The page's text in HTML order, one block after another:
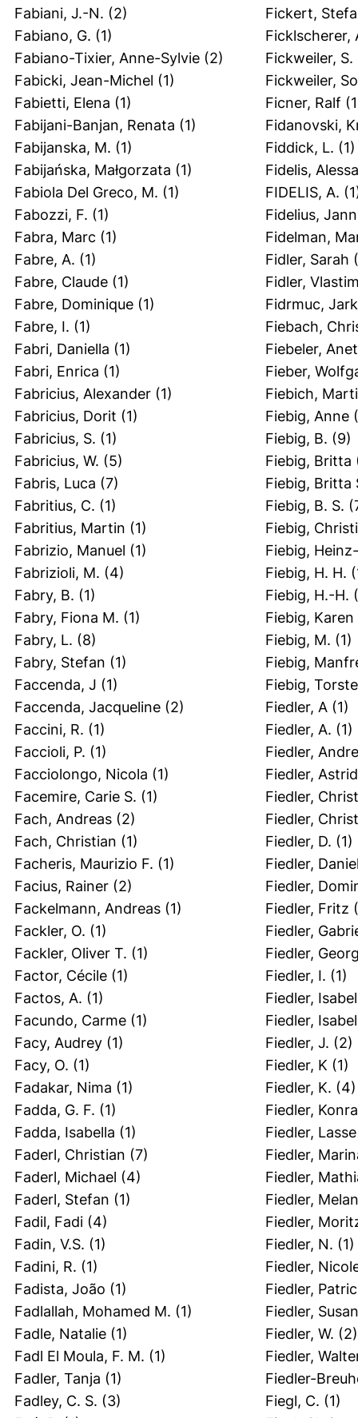
Fabiani, J.-N. (2)
Fabiano, G. (1)
Fabiano-Tixier, Anne-Sylvie (2)
Fabicki, Jean-Michel (1)
Fabietti, Elena (1)
Fabijani-Banjan, Renata (1)
Fabijanska, M. (1)
Fabijańska, Małgorzata (1)
Fabiola Del Greco, M. (1)
Fabozzi, F. (1)
Fabra, Marc (1)
Fabre, A. (1)
Fabre, Claude (1)
Fabre, Dominique (1)
Fabre, I. (1)
Fabri, Daniella (1)
Fabri, Enrica (1)
Fabricius, Alexander (1)
Fabricius, Dorit (1)
Fabricius, S. (1)
Fabricius, W. (5)
Fabris, Luca (7)
Fabritius, C. (1)
Fabritius, Martin (1)
Fabrizio, Manuel (1)
Fabrizioli, M. (4)
Fabry, B. (1)
Fabry, Fiona M. (1)
Fabry, L. (8)
Fabry, Stefan (1)
Faccenda, J (1)
Faccenda, Jacqueline (2)
Faccini, R. (1)
Faccioli, P. (1)
Facciolongo, Nicola (1)
Facemire, Carie S. (1)
Fach, Andreas (2)
Fach, Christian (1)
Facheris, Maurizio F. (1)
Facius, Rainer (2)
Fackelmann, Andreas (1)
Fackler, O. (1)
Fackler, Oliver T. (1)
Factor, Cécile (1)
Factos, A. (1)
Facundo, Carme (1)
Facy, Audrey (1)
Facy, O. (1)
Fadakar, Nima (1)
Fadda, G. F. (1)
Fadda, Isabella (1)
Faderl, Christian (7)
Faderl, Michael (4)
Faderl, Stefan (1)
Fadil, Fadi (4)
Fadin, V.S. (1)
Fadini, R. (1)
Fadista, João (1)
Fadlallah, Mohamed M. (1)
Fadle, Natalie (1)
Fadl El Moula, F. M. (1)
Fadler, Tanja (1)
Fadley, C. S. (3)
Fickert,
Ficklscherer,
Fickweiler, S.
Fickweiler,
Ficner, Ralf
Fidanovski,
Fiddick, L. (1)
Fidelis,
FIDELIS, A.
Fidelius,
Fidelman,
Fidler, Sarah
Fidler,
Fidrmuc,
Fiebach,
Fiebeler,
Fieber,
Fiebich,
Fiebig, Anne
Fiebig, B. (9)
Fiebig, Britta
Fiebig, Britta
Fiebig, B. S.
Fiebig,
Fiebig,
Fiebig, H. H.
Fiebig, H.-H.
Fiebig, Karen
Fiebig, M. (1)
Fiebig,
Fiebig,
Fiedler, A (1)
Fiedler, A. (1)
Fiedler,
Fiedler, Astrid
Fiedler,
Fiedler,
Fiedler, D. (1)
Fiedler,
Fiedler,
Fiedler, Fritz
Fiedler,
Fiedler,
Fiedler, I. (1)
Fiedler,
Fiedler,
Fiedler, J. (2)
Fiedler, K (1)
Fiedler, K. (4)
Fiedler,
Fiedler, Lasse
Fiedler,
Fiedler,
Fiedler,
Fiedler,
Fiedler, N. (1)
Fiedler,
Fiedler,
Fiedler,
Fiedler, W. (2)
Fiedler,
Fiedler-
Fiegl, C. (1)